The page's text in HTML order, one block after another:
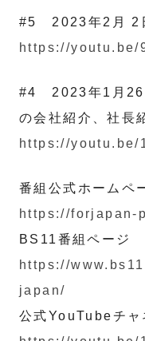
#5 2023年2月 2
https://youtu.be/
#4 2023年1月
の会社紹介、社
https://youtu.be/
番組公式ホームペ
https://forjapan-
BS11番組ページ
https://
japan/
公式YouTubeチャ